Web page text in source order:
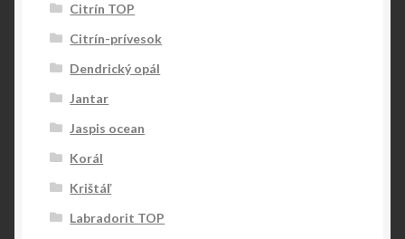
Citrín TOP
Citrín-prívesok
Dendrický opál
Jantar
Jaspis ocean
Korál
Krištáľ
Labradorit TOP